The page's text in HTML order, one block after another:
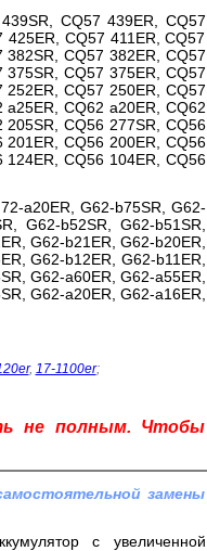
CQ57 439ER, CQ57
CQ57 411ER, CQ57
CQ57 382ER, CQ57
CQ57 375ER, CQ57
CQ57 250ER, CQ57
CQ62 a20ER, CQ62
205SR, CQ56 277SR, CQ56
201ER, CQ56 200ER, CQ56
124ER, CQ56 104ER, CQ56
a20ER, G62-b75SR, G62-
G62-b52SR, G62-b51SR,
G62-b21ER, G62-b20ER,
G62-b12ER, G62-b11ER,
G62-a60ER, G62-a55ER,
G62-a20ER, G62-a16ER,
, 17-1100er;
не полным. Чтобы
замены
с увеличенной